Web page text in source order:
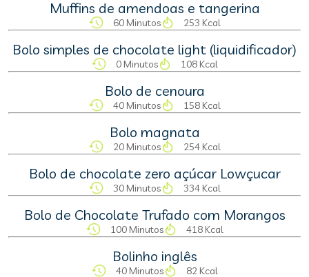
Muffins de amendoas e tangerina
60 Minutos 253 Kcal
Bolo simples de chocolate light (liquidificador)
0 Minutos 108 Kcal
Bolo de cenoura
40 Minutos 158 Kcal
Bolo magnata
20 Minutos 254 Kcal
Bolo de chocolate zero açúcar Lowçucar
30 Minutos 334 Kcal
Bolo de Chocolate Trufado com Morangos
100 Minutos 418 Kcal
Bolinho inglês
40 Minutos 82 Kcal